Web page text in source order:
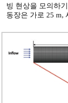
빙 현상을 모의하
동장은 가로 25 m,